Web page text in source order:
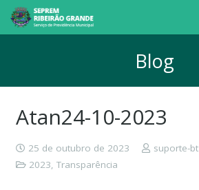
Blog
Atan24-10-2023
25 de outubro de 2023
suporte-bt
2023 Transparência